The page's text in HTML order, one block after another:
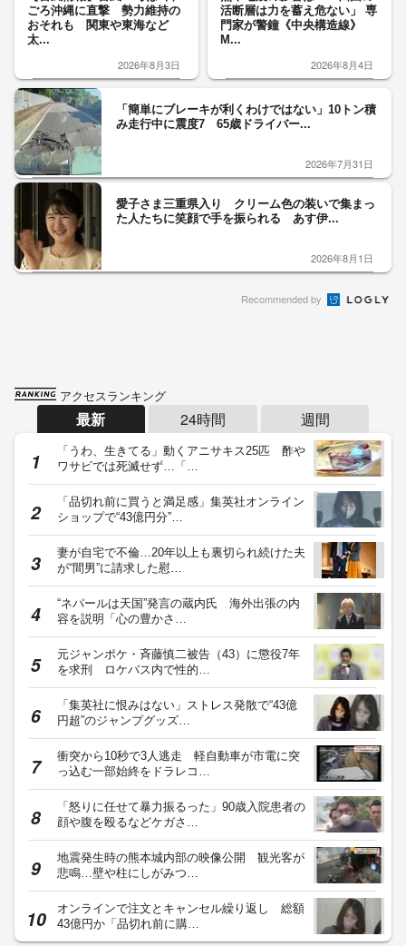
ごろ沖縄に直撃 勢力維持の
おそれも 関東や東海など
太...
2026年8月3日
活断層は力を蓄え危ない」 専
門家が警鐘《中央構造線》
M...
2026年8月4日
「簡単にブレーキが利くわけではない」10トン積
み走行中に震度7 65歳ドライバー...
2026年7月31日
愛子さま三重県入り クリーム色の装いで集まっ
た人たちに笑顔で手を振られる あす伊...
2026年8月1日
Recommended by
アクセスランキング
最新 24時間 週間
「うわ、生きてる」動くアニサキス25匹 酢や
ワサビでは死滅せず…「…
「品切れ前に買うと満足感」集英社オンライン
ショップで“43億円分”…
妻が自宅で不倫…20年以上も裏切られ続けた夫
が“間男”に請求した慰…
“ネパールは天国”発言の蔵内氏 海外出張の内
容を説明「心の豊かさ…
元ジャンポケ・斉藤慎二被告（43）に懲役7年
を求刑 ロケバス内で性的…
「集英社に恨みはない」ストレス発散で“43億
円超”のジャンプグッズ…
衝突から10秒で3人逃走 軽自動車が市電に突
っ込む一部始終をドラレコ…
「怒りに任せて暴力振るった」90歳入院患者の
顔や腹を殴るなどケガさ…
地震発生時の熊本城内部の映像公開 観光客が
悲鳴…壁や柱にしがみつ…
オンラインで注文とキャンセル繰り返し 総額
43億円か「品切れ前に購…